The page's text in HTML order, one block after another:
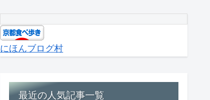
にほんブログ村
最近の人気記事一覧